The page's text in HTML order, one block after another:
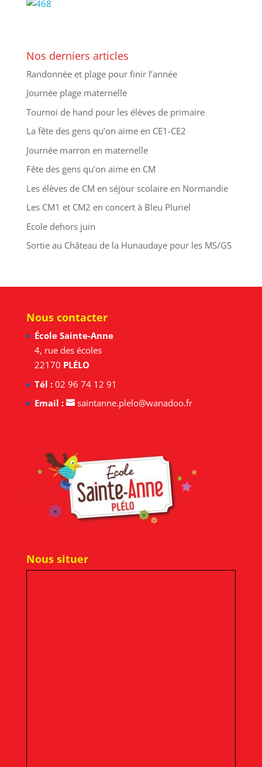
Nos derniers articles
Randonnée et plage pour finir l’année
Journée plage maternelle
Tournoi de hand pour les élèves de primaire
La fête des gens qu’on aime en CE1-CE2
Journée marron en maternelle
Fête des gens qu’on aime en CM
Les élèves de CM en séjour scolaire en Normandie
Les CM1 et CM2 en concert à Bleu Pluriel
Ecole dehors juin
Sortie au Château de la Hunaudaye pour les MS/GS
Nous contacter
École Sainte-Anne
4, rue des écoles
22170 PLÉLO
Tél :02 96 74 12 91
Email :
saintanne.plelo@wanadoo.fr
Nous situer